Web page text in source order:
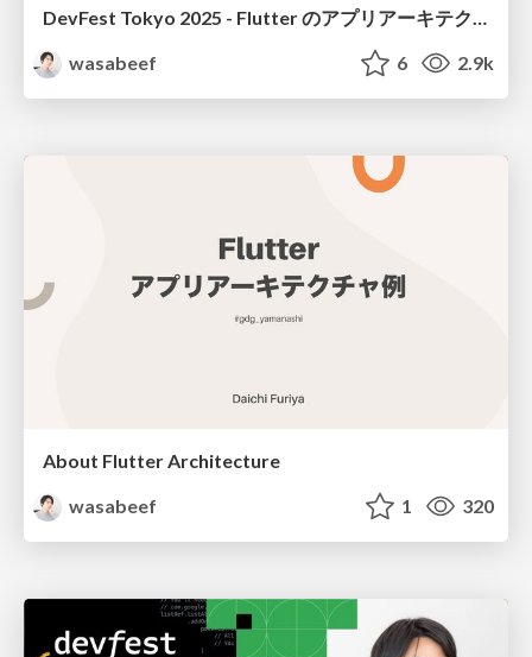
DevFest Tokyo 2025 - Flutter のアプリアーキテクチャ現在地点
wasabeef
6 2.9k
About Flutter Architecture
wasabeef
1 320